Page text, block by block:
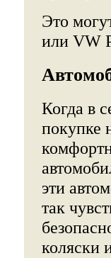
Это
или VW
Когда в
покупке
эти
так
коляски